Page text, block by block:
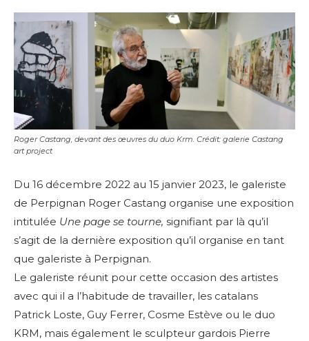
Roger Castang, devant des œuvres du duo Krm. Crédit: galerie Castang
art project
Du 16 décembre 2022 au 15 janvier 2023, le galeriste
de Perpignan Roger Castang organise une exposition
intitulée Une page se tourne, signifiant par là qu’il
s’agit de la dernière exposition qu’il organise en tant
que galeriste à Perpignan.
Le galeriste réunit pour cette occasion des artistes
avec qui il a l’habitude de travailler, les catalans
Patrick Loste, Guy Ferrer, Cosme Estève ou le duo
KRM, mais également le sculpteur gardois Pierre